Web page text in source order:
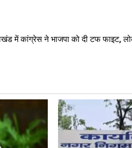
में कांग्रेस ने भाजपा को दी टफ फाइट,